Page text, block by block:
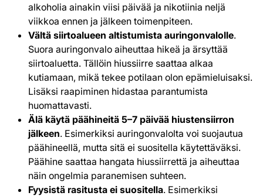
alkoholia ainakin viisi päivää ja nikotiinia neljä
viikkoa ennen ja jälkeen toimenpiteen.
Vältä siirtoalueen altistumista auringonvalolle.
Suora auringonvalo aiheuttaa hikeä ja ärsyttää
siirtoaluetta. Tällöin hiussiirre saattaa alkaa
kutiamaan, mikä tekee potilaan olon epämieluisaksi.
Lisäksi raapiminen hidastaa parantumista
huomattavasti.
Älä käytä päähineitä 5–7 päivää hiustensiirron
jälkeen. Esimerkiksi auringonvalolta voi suojautua
päähineellä, mutta sitä ei suositella käytettäväksi.
Päähine saattaa hangata hiussiirrettä ja aiheuttaa
näin ongelmia paranemisen suhteen.
Fyysistä rasitusta ei suositella. Esimerkiksi